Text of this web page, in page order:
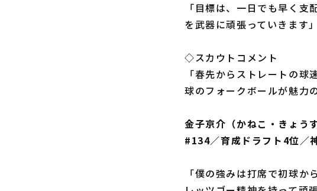
「目標は、一日でも早く
を武器に頑張っていきます」
◇スカウトコメント
「春先からストレートの
球のフォークボールが魅力
金子京介（かねこ・きょう
#134／育成ドラフト4位／
「僕の強みは打席で初球か